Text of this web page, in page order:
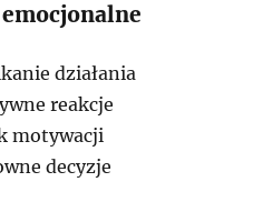
działania
reakcje
motywacji
decyzje